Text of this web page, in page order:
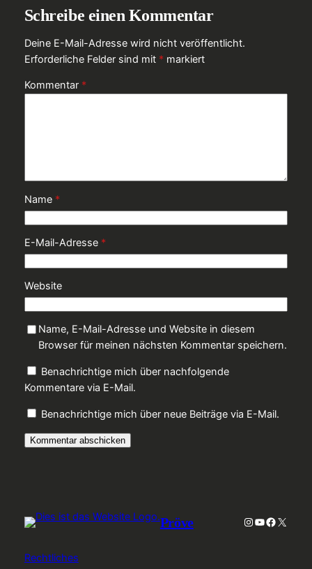
Schreibe einen Kommentar
Deine E-Mail-Adresse wird nicht veröffentlicht.
Erforderliche Felder sind mit *markiert
Kommentar *
Name *
E-Mail-Adresse *
Website
Name, E-Mail-Adresse und Website in diesem
Browser für meinen nächsten Kommentar speichern.
Benachrichtige mich über nachfolgende
Kommentare via E-Mail.
Benachrichtige mich über neue Beiträge via E-Mail.
Pröve Instagram
YouTube
X
Rechtliches